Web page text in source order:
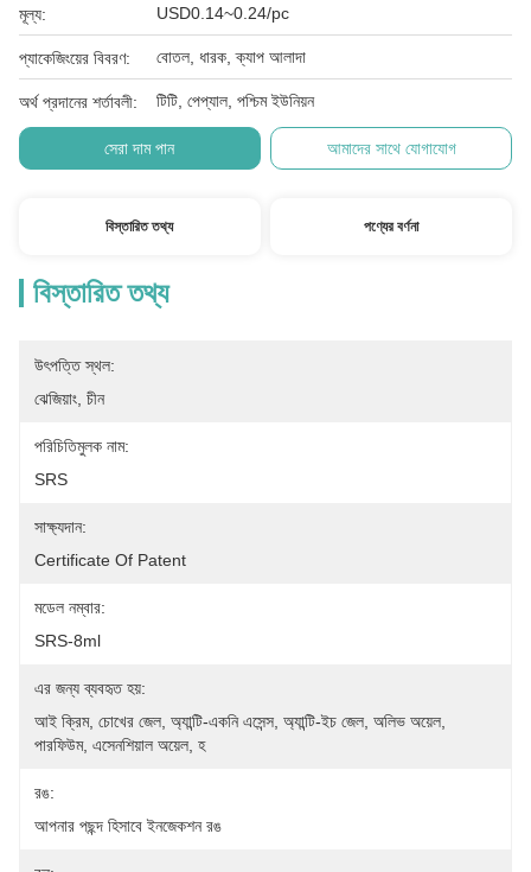
মূল্য: USD0.14~0.24/pc
প্যাকেজিংয়ের বিবরণ: বোতল, ধারক, ক্যাপ আলাদা
অর্থ প্রদানের শর্তাবলী: টিটি, পেপ্যাল, পশ্চিম ইউনিয়ন
সেরা দাম পান আমাদের সাথে যোগাযোগ
বিস্তারিত তথ্য পণ্যের বর্ণনা
বিস্তারিত তথ্য
উৎপত্তি স্থল:
ঝেজিয়াং, চীন
পরিচিতিমুলক নাম:
SRS
সাক্ষ্যদান:
Certificate Of Patent
মডেল নম্বার:
SRS-8ml
এর জন্য ব্যবহৃত হয়:
আই ক্রিম, চোখের জেল, অ্যান্টি-একনি এসেন্স, অ্যান্টি-ইচ জেল, অলিভ অয়েল,
পারফিউম, এসেনশিয়াল অয়েল, হ
রঙ:
আপনার পছন্দ হিসাবে ইনজেকশন রঙ